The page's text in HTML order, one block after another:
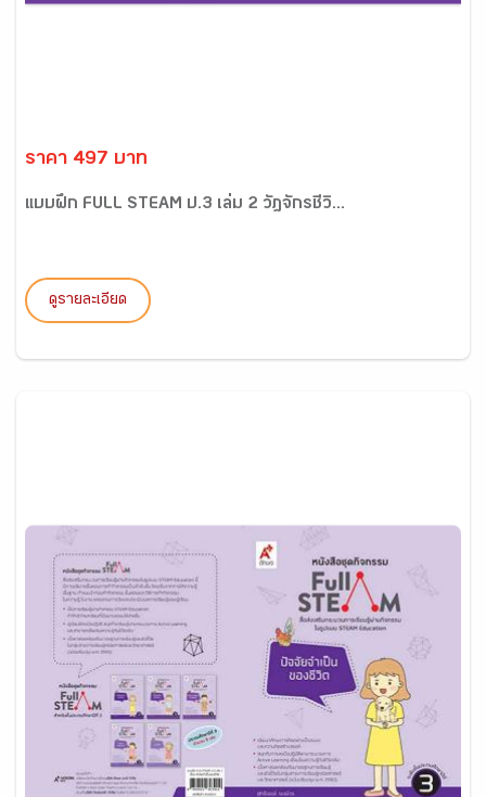
ราคา 497 บาท
แบบฝึก FULL STEAM ป.3 เล่ม 2 วัฎจักรชีวิ...
ดูรายละเอียด